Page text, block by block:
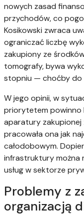
nowych zasad
przychodów, co
Kosikowski zwraca
ograniczać liczbę
zakupiony ze
tomografy, bywa
stopniu — choćby do
W jego opinii, w
priorytetem powinno
aparatury zakupionej
pracowała ona jak
całodobowym.
infrastruktury można
usług w sektorze
Problemy z
organizacją